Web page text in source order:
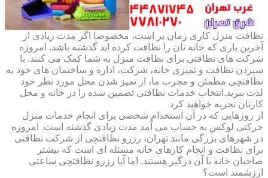
نظافت منزل کاری زمان بر است، مخصوصا اگر مدت زیادی از
آخرین باری که خانه تان را نظافت کرده اید گذشته باشد. امروزه
شرکت های نظافتی برای نظافت منزل به شما کمک می کنند. با
سپردن نظافت و تمیزی خانه، شرکت، اداره و ساختمان های خود به
نظافتچی مطمئن و مجرب ما، از تمیز شدن محل مورد نظر خود
لذت ببرید.انتخاب خدمات نظافتی تضمین شده را در خانه و محل
کارتان تجربه خواهید کرد
از روزهایی که در آن استخدام شخصی برای انجام خدمات منزل
حرکتی لوکس به حساب می آمد مدت زیادی گذشته است. امروزه
در شهرهای بزرگی مانند تهران، رزرو نظافتچی از شرکت نظافتی
برای نظافت و انجام کارهای خانه مسئله ای است که بیشتر
صاحبان خانه با آن درگیر هستند. اما آیا رزرو نظافتچی ساعتی
ارزشمند است؟